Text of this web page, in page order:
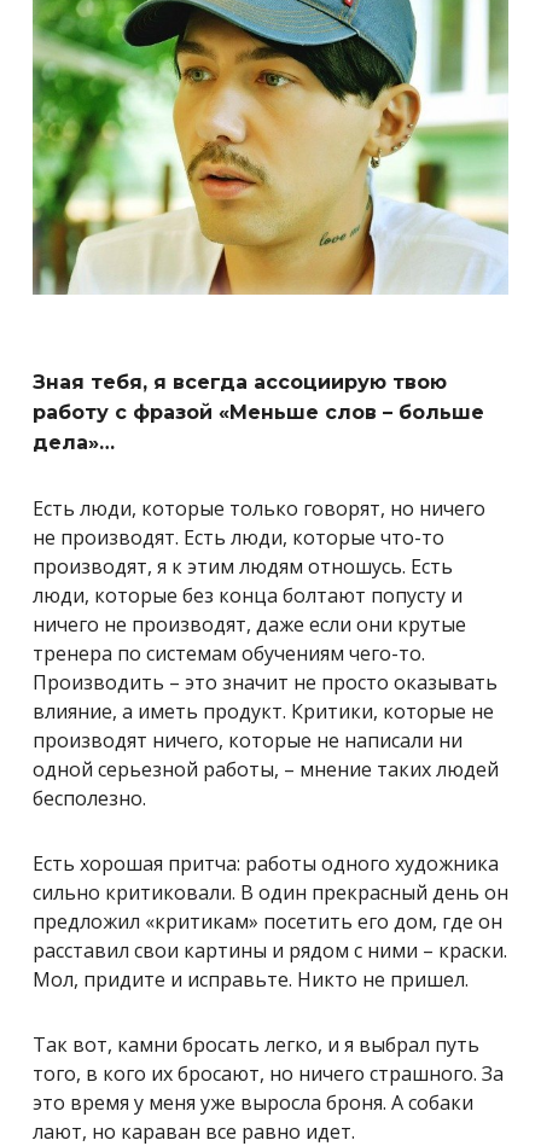
Зная тебя, я всегда ассоциирую твою
работу с фразой «Меньше слов – больше
дела»…
Есть люди, которые только говорят, но ничего
не производят. Есть люди, которые что-то
производят, я к этим людям отношусь. Есть
люди, которые без конца болтают попусту и
ничего не производят, даже если они крутые
тренера по системам обучениям чего-то.
Производить – это значит не просто оказывать
влияние, а иметь продукт. Критики, которые не
производят ничего, которые не написали ни
одной серьезной работы, – мнение таких людей
бесполезно.
Есть хорошая притча: работы одного художника
сильно критиковали. В один прекрасный день он
предложил «критикам» посетить его дом, где он
расставил свои картины и рядом с ними – краски.
Мол, придите и исправьте. Никто не пришел.
Так вот, камни бросать легко, и я выбрал путь
того, в кого их бросают, но ничего страшного. За
это время у меня уже выросла броня. А собаки
лают, но караван все равно идет.